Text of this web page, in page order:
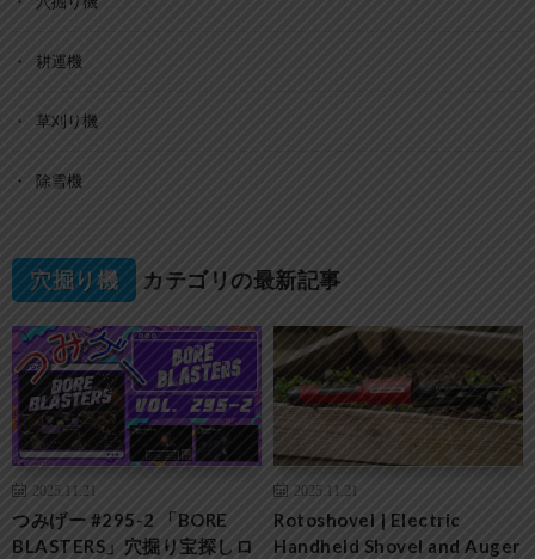
耕運機
草刈り機
除雪機
穴掘り機 カテゴリの最新記事
2025.11.21
つみげー #295-2 「BORE
BLASTERS」穴掘り宝探しロ
2025.11.21
Rotoshovel | Electric
Handheld Shovel and Auger